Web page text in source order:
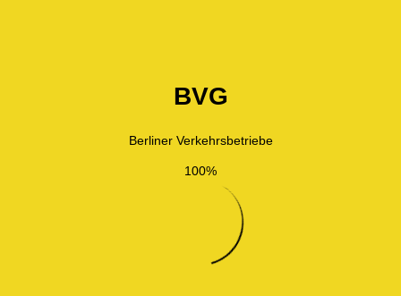
BVG
Berliner Verkehrsbetriebe
100%